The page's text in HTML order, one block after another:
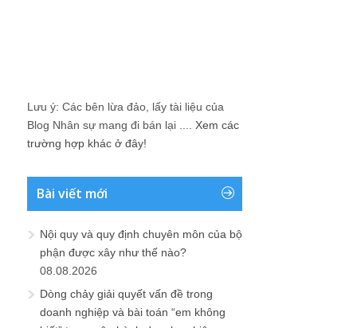
Lưu ý: Các bên lừa đảo, lấy tài liệu của
Blog Nhân sự mang đi bán lại .... Xem các
trường hợp khác ở đây!
Bài viết mới
Nội quy và quy định chuyên môn của bộ
phận được xây như thế nào?
08.08.2026
Dòng chảy giải quyết vấn đề trong
doanh nghiệp và bài toán “em không